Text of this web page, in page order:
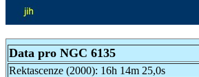
Data pro NGC 6135
Rektascenze (2000): 16h 14m 25,0s